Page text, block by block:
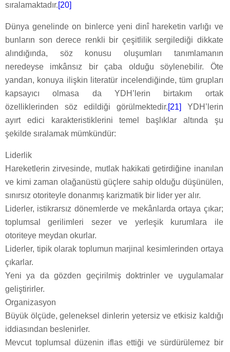
sıralamaktadır.[20]
Dünya genelinde on binlerce yeni dinî hareketin varlığı ve
bunların son derece renkli bir çeşitlilik sergilediği dikkate
alındığında, söz konusu oluşumları tanımlamanın
neredeyse imkânsız bir çaba olduğu söylenebilir. Öte
yandan, konuya ilişkin literatür incelendiğinde, tüm grupları
kapsayıcı olmasa da YDH’lerin birtakım ortak
özelliklerinden söz edildiği görülmektedir.[21]
YDH’lerin
ayırt edici karakteristiklerini temel başlıklar altında şu
şekilde sıralamak mümkündür:
Liderlik
Hareketlerin zirvesinde, mutlak hakikati getirdiğine inanılan
ve kimi zaman olağanüstü güçlere sahip olduğu düşünülen,
sınırsız otoriteyle donanmış karizmatik bir lider yer alır.
Liderler, istikrarsız dönemlerde ve mekânlarda ortaya çıkar;
toplumsal gerilimleri sezer ve yerleşik kurumlara ile
otoriteye meydan okurlar.
Liderler, tipik olarak toplumun marjinal kesimlerinden ortaya
çıkarlar.
Yeni ya da gözden geçirilmiş doktrinler ve uygulamalar
geliştirirler.
Organizasyon
Büyük ölçüde, geleneksel dinlerin yetersiz ve etkisiz kaldığı
iddiasından beslenirler.
Mevcut toplumsal düzenin iflas ettiği ve sürdürülemez bir